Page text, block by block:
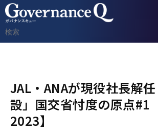
内部通報
JAL・ANAが現役社長解
設」国交省忖度の原点#1
2023】